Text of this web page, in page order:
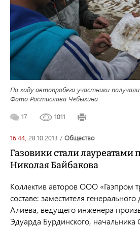
По ходу автопробега участники
Фото Ростислава Чебыкина
17 1011
16:44, 28.10.2013 / общество
Газовики стали
Николая Байбакова
Коллектив авторов ООО «Газпром
составе: заместителя
Алиева, ведущего инженера
Эдуарда Бурдинского, начальника